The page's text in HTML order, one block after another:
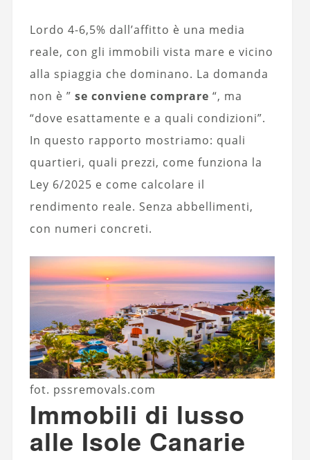
Lordo 4-6,5% dall’affitto è una media
reale, con gli immobili vista mare e vicino
alla spiaggia che dominano. La domanda
non è ” se conviene comprare “, ma
“dove esattamente e a quali condizioni”.
In questo rapporto mostriamo: quali
quartieri, quali prezzi, come funziona la
Ley 6/2025 e come calcolare il
rendimento reale. Senza abbellimenti,
con numeri concreti.
fot. pssremovals.com
Immobili di lusso
alle Isole Canarie